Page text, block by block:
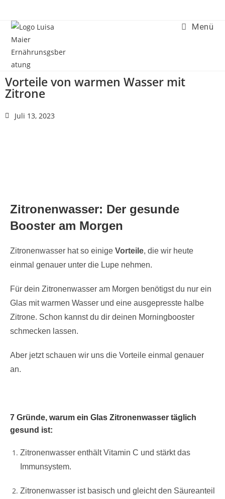
Menü
Vorteile von warmen Wasser mit
Zitrone
Juli 13, 2023
Zitronenwasser: Der gesunde
Booster am Morgen
Zitronenwasser hat so einige Vorteile, die wir heute
einmal genauer unter die Lupe nehmen.
Für dein Zitronenwasser am Morgen benötigst du nur ein
Glas mit warmen Wasser und eine ausgepresste halbe
Zitrone. Schon kannst du dir deinen Morningbooster
schmecken lassen.
Aber jetzt schauen wir uns die Vorteile einmal genauer
an.
7 Gründe, warum ein Glas Zitronenwasser täglich
gesund ist:
Zitronenwasser enthält Vitamin C und stärkt das
Immunsystem.
Zitronenwasser ist basisch und gleicht den Säureanteil